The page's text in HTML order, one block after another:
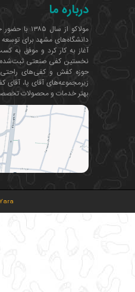
درباره ما
مولاکو از
دانشگاه‌های مشهد برای
حوزه کفش و کفی‌های
زیرمجموعه‌های آقای پا،
بهتر خدمات و محصولات